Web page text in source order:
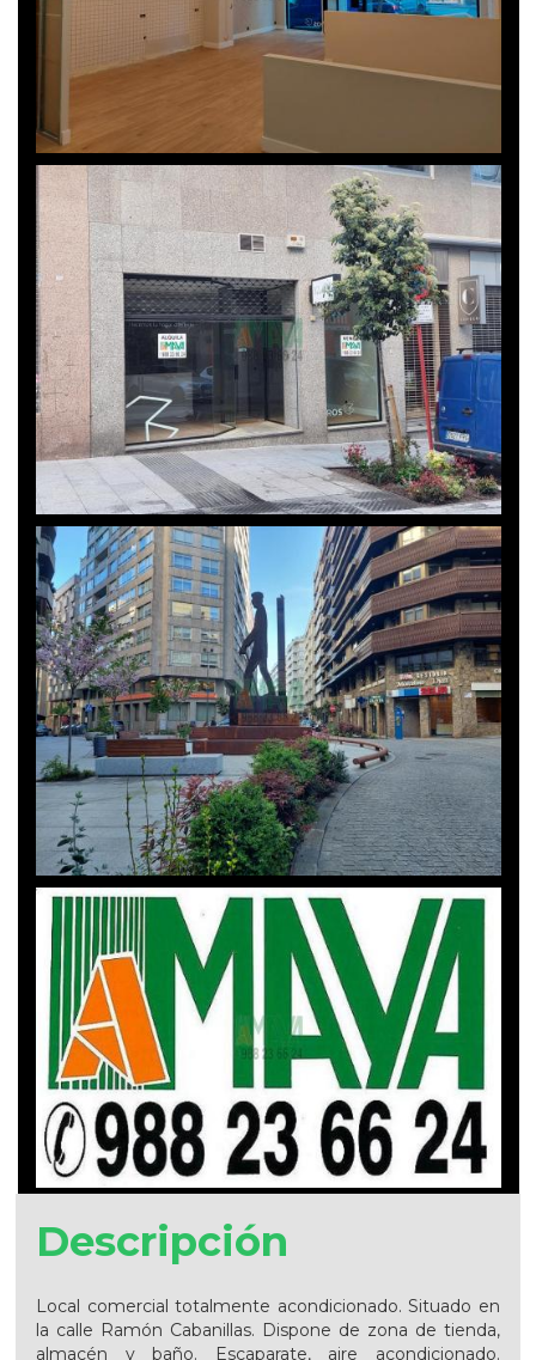
Descripción
Local comercial totalmente acondicionado. Situado en
la calle Ramón Cabanillas. Dispone de zona de tienda,
almacén y baño. Escaparate, aire acondicionado.